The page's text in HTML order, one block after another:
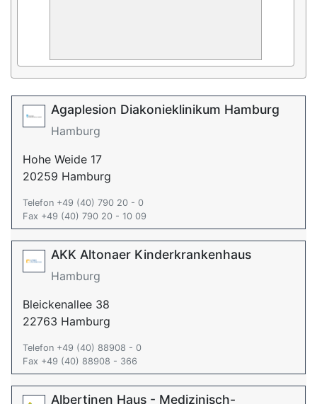
Agaplesion Diakonieklinikum Hamburg
Hamburg
Hohe Weide 17
20259 Hamburg
Telefon +49 (40) 790 20 - 0
Fax +49 (40) 790 20 - 10 09
AKK Altonaer Kinderkrankenhaus
Hamburg
Bleickenallee 38
22763 Hamburg
Telefon +49 (40) 88908 - 0
Fax +49 (40) 88908 - 366
Albertinen Haus - Medizinisch-